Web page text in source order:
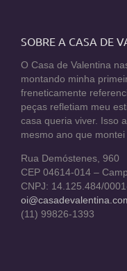
SOBRE A CASA DE
O Casa de Valentina
montando minha
freneticamente
peças refletiam meu
casa queria viver. Isso
mesmo ano que montei
Rua Demóstenes, 960
CEP 04614-014 –
CNPJ: 14.125.484/
(11) 99826-1393